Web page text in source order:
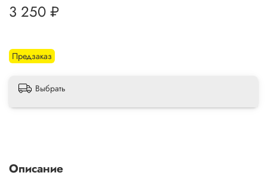
Предзаказ
3 250 ₽
Выбрать
Описание